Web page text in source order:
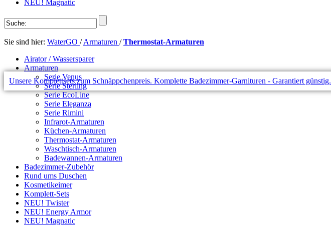
NEU! Magnatic
Sie sind hier: WaterGO / Armaturen / Thermostat-Armaturen
Airator / Wassersparer
Armaturen
Serie Venus
Serie Sterling
Serie EcoLine
Serie Eleganza
Serie Rimini
Infrarot-Armaturen
Küchen-Armaturen
Thermostat-Armaturen
Waschtisch-Armaturen
Badewannen-Armaturen
Badezimmer-Zubehör
Rund ums Duschen
Kosmetikeimer
Komplett-Sets
NEU! Twister
NEU! Energy Armor
NEU! Magnatic
Unsere Komplettsets zum Schnäppchenpreis. Komplette Badezimmer-Garnituren - Garantiert günstig.